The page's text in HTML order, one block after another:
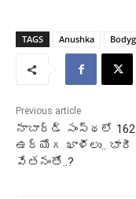
TAGS Anushka
Previous article
నాబార్డ్ సంస్థలో 162
ఉద్యోగ ఖాళీలు.. భారీ
వేతనంతో..?